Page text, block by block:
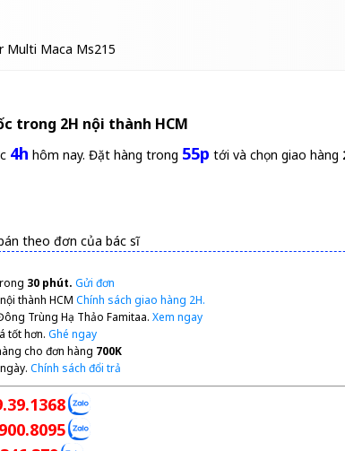
Multi Maca Ms215
trong 2H nội thành HCM
4h hôm nay. Đặt hàng trong 55p tới và chọn giao hàng
theo đơn của bác sĩ
30 phút. Gửi đơn
thành HCM Chính sách giao hàng 2H.
Trùng Hạ Thảo Famitaa. Xem ngay
tốt hơn. Ghé ngay
cho đơn hàng 700K
Chính sách đổi trả